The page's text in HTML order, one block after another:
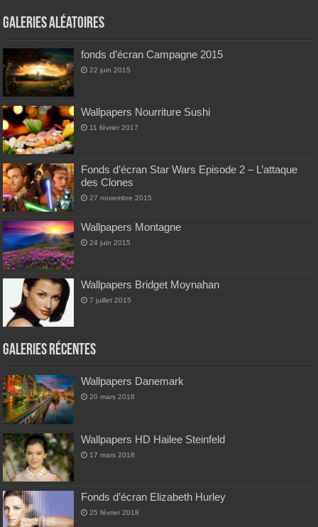
Galeries Aléatoires
fonds d’écran Campagne 2015
22 juin 2015
Wallpapers Nourriture Sushi
11 février 2017
Fonds d’écran Star Wars Episode 2 – L’attaque
des Clones
27 novembre 2015
Wallpapers Montagne
24 juin 2015
Wallpapers Bridget Moynahan
7 juillet 2015
Galeries Récentes
Wallpapers Danemark
20 mars 2018
Wallpapers HD Hailee Steinfeld
17 mars 2018
Fonds d’écran Elizabeth Hurley
25 février 2018